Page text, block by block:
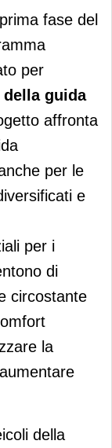
fase
la
fase del
per
guida
affronta
per le
e
per i
di
circostante
la
della